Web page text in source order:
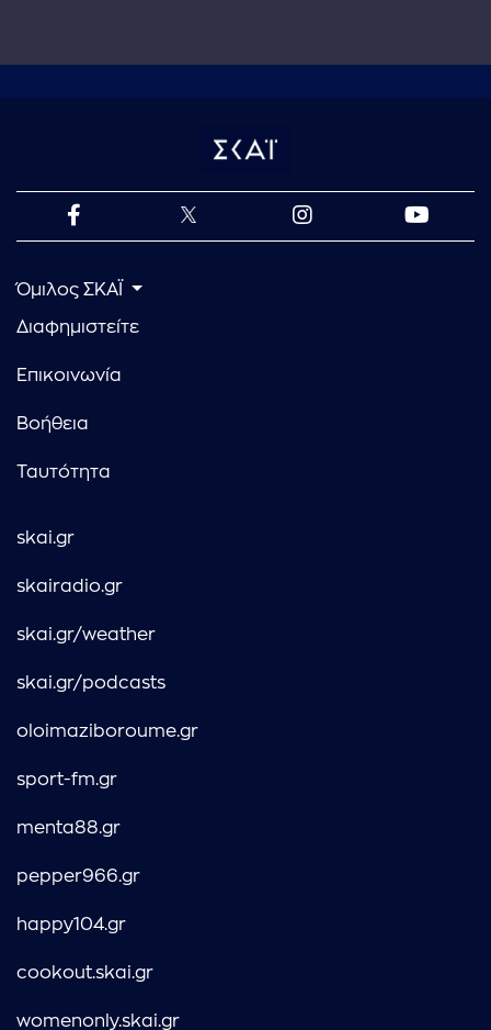
Όμιλος ΣΚΑΪ
Διαφημιστείτε
Επικοινωνία
Βοήθεια
Ταυτότητα
skai.gr
skairadio.gr
skai.gr/weather
skai.gr/podcasts
oloimaziboroume.gr
sport-fm.gr
menta88.gr
pepper966.gr
happy104.gr
cookout.skai.gr
womenonly.skai.gr